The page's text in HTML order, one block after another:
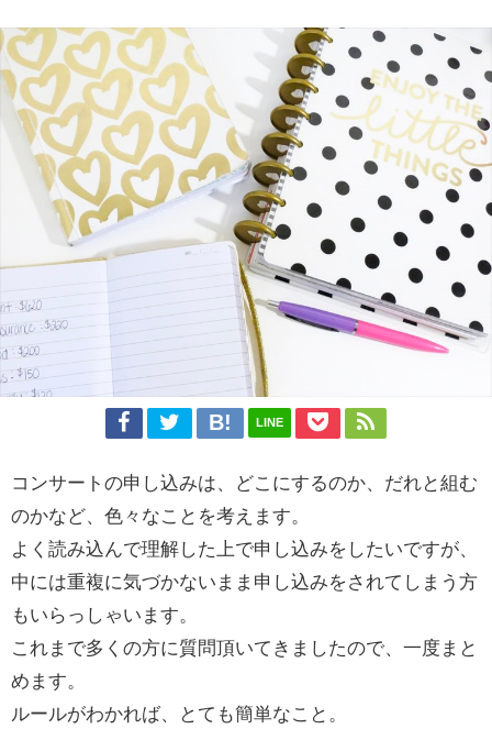
LINE
コンサートの申し込みは、どこにするのか、だれと組む
のかなど、色々なことを考えます。
よく読み込んで理解した上で申し込みをしたいですが、
中には重複に気づかないまま申し込みをされてしまう方
もいらっしゃいます。
これまで多くの方に質問頂いてきましたので、一度まと
めます。
ルールがわかれば、とても簡単なこと。